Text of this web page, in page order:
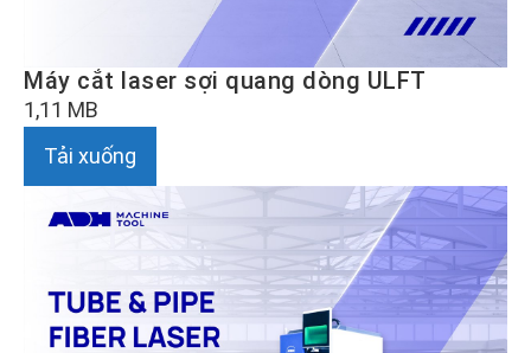
Máy cắt laser sợi quang dòng ULFT
1,11 MB
Tải xuống